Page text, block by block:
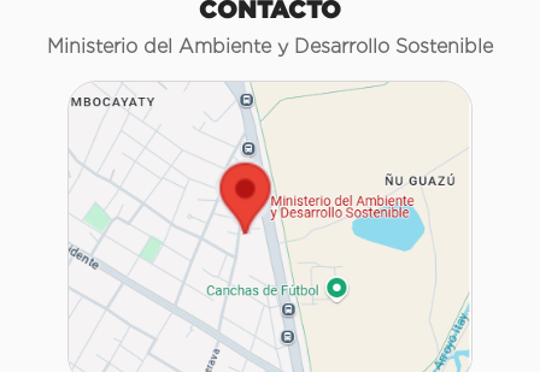
CONTACTO
Ministerio del Ambiente y Desarrollo Sostenible